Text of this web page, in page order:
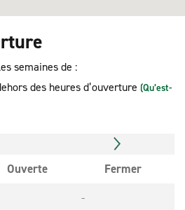
semaines de :
des heures d’ouverture (Qu’est-
Ouverte
Fermer
-